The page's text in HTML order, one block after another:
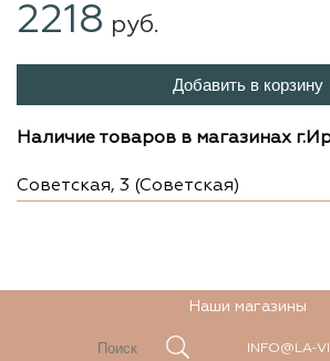
2218 руб.
Добавить в корзину
Наличие товаров в магазинах
Советская, 3 (Советская)
Наши магазины
INFO@LA-